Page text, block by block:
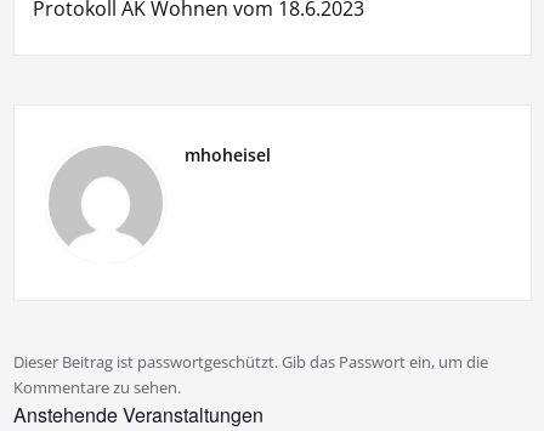
Protokoll AK Wohnen vom 18.6.2023
mhoheisel
Dieser Beitrag ist passwortgeschützt. Gib das Passwort ein, um die
Kommentare zu sehen.
Anstehende Veranstaltungen